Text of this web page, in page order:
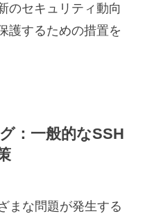
のセキュリティ動向
護するための措置を
：一般的なSSH
まな問題が発生する